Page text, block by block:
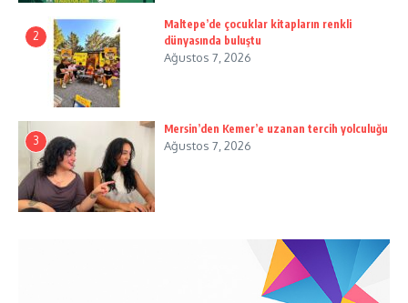
2
Maltepe’de çocuklar kitapların renkli
dünyasında buluştu
Ağustos 7, 2026
3
Mersin’den Kemer’e uzanan tercih yolculuğu
Ağustos 7, 2026